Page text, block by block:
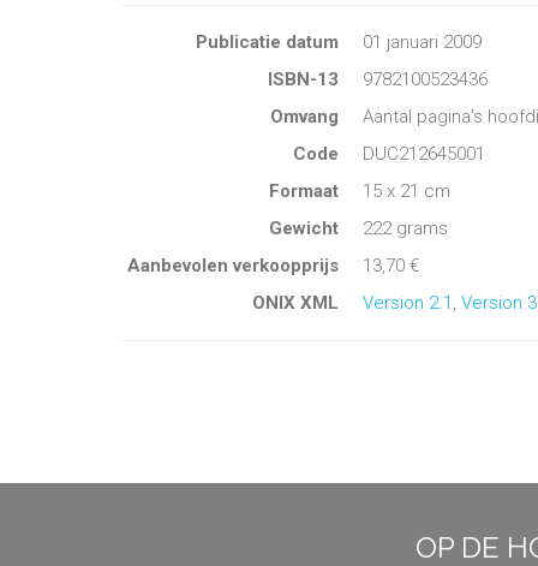
Publicatie datum
01 januari 2009
ISBN-13
9782100523436
Omvang
Aantal pagina's
Code
DUC212645001
Formaat
15 x 21 cm
Gewicht
222 grams
Aanbevolen verkoopprijs
13,70 €
ONIX XML
Version 2.1 Version 3
OP DE